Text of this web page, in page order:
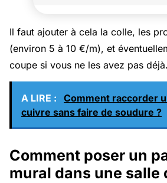
Il faut ajouter à cela la colle, les
(environ 5 à 10 €/m), et
coupe si vous ne les avez pas déjà.
A LIRE :
Comment raccorder
cuivre sans faire de soudure ?
Comment poser un
mural dans une salle